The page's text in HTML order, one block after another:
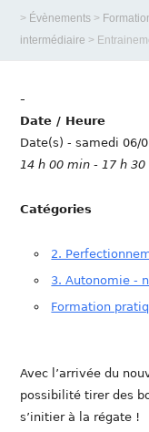
> Évènements >
intermédiaire >
-
Date / Heure
Date(s) - samedi 06/
14 h 00 min - 17 h
Catégories
2.
3. Autonomie -
Formation
Avec l’arrivée du
possibilité tirer des
s’initier à la régate !